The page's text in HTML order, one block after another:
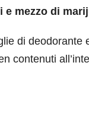
e mezzo di
di deodorante
contenuti